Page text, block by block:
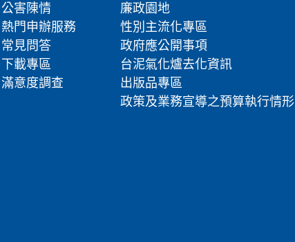
公害陳情
熱門申辦服務
常見問答
下載專區
滿意度調查
廉政園地
性別主流化專區
政府應公開事項
台泥氣化爐去化資訊
出版品專區
政策及業務宣導之預算執行情形